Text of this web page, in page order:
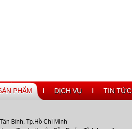
PHẨM DỊCH VỤ TIN TỨC
Bình, Tp.Hồ Chí Minh